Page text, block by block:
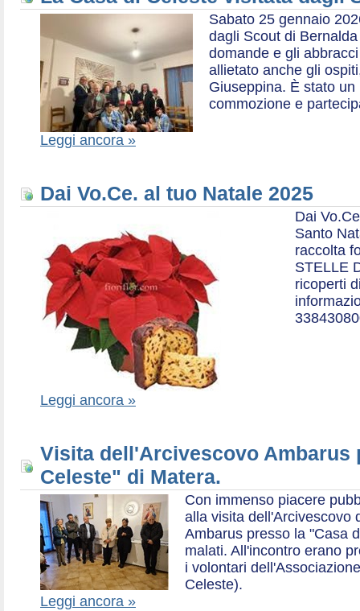
Sabato 25 gennaio
dagli Scout di
domande e gli
allietato anche gli
Giuseppina. È stato
commozione e
Leggi ancora »
Dai Vo.Ce. al tuo Natale 2025
Dai
Santo
raccolta
STELLE
ricoperti
Leggi ancora »
Visita dell'Arcivescovo Ambarus
Celeste" di Matera.
Con immenso piacere
alla visita dell'Arcivescovo
Ambarus presso la "Casa
malati. All'incontro erano
i volontari
Celeste).
Leggi ancora »